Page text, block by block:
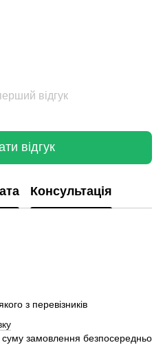
відгук
відгук
Консультація
з перевізників
замовлення безпосередньо